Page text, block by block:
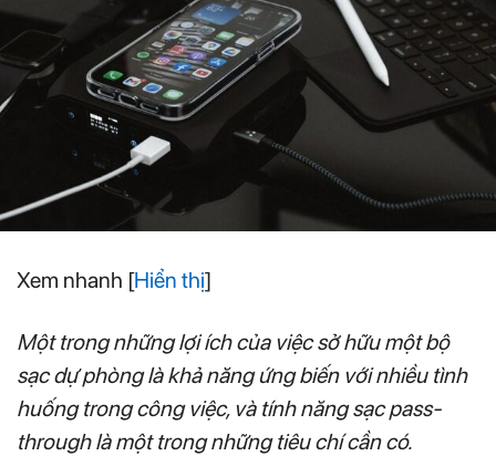
Xem nhanh [Hiển thị]
Một trong những lợi ích của việc sở hữu một bộ
sạc dự phòng là khả năng ứng biến với nhiều tình
huống trong công việc, và tính năng sạc pass-
through là một trong những tiêu chí cần có.